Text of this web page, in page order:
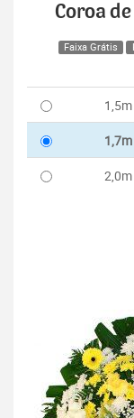
Coroa
Faixa Grátis